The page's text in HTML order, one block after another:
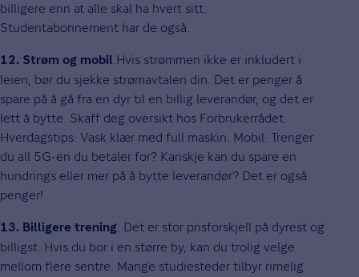
billigere enn at alle skal ha hvert sitt.
Studentabonnement har de også.
12. Strøm og mobil.Hvis strømmen ikke er inkludert i
leien, bør du sjekke strømavtalen din. Det er penger å
spare på å gå fra en dyr til en billig leverandør, og det er
lett å bytte. Skaff deg oversikt hos Forbrukerrådet.
Hverdagstips: Vask klær med full maskin. Mobil: Trenger
du all 5G-en du betaler for? Kanskje kan du spare en
hundrings eller mer på å bytte leverandør? Det er også
penger!
13. Billigere trening. Det er stor prisforskjell på dyrest og
billigst. Hvis du bor i en større by, kan du trolig velge
mellom flere sentre. Mange studiesteder tilbyr rimelig